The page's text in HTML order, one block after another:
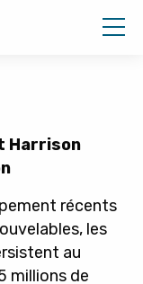
Harrison
récents
les
au
millions de